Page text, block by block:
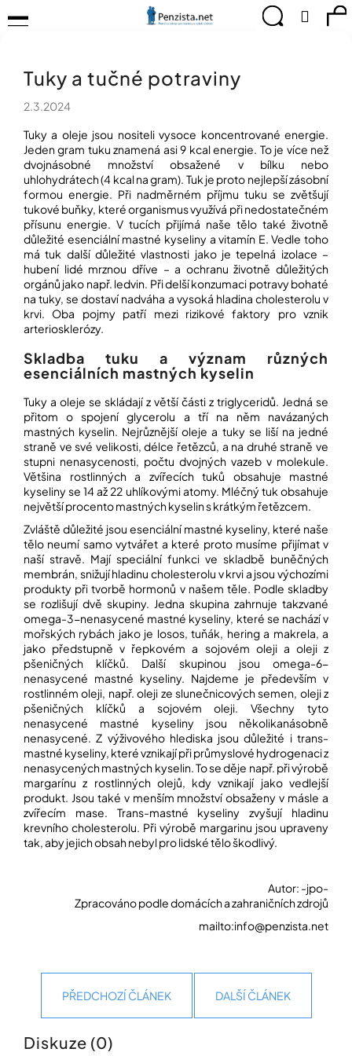
na
PRO
ZDRAVÍ
CVIČÍME
PRO
RADOST
OBJEVUJTE
TVOŘTE
NÁMI
CHYTRÝ
PRŮVODCE
MODERNÍM
POZNEJTE
ZAŽIJTE,
CO
SE
PRÁVĚ
DĚJE
VAŠE
SLOVA,
NAŠE
INSPIRACE
ZÁBAVA,
KTERÁ
POSÍLÍ
PAMĚŤ
KONCENTRACI
BAZAR
REPASOVANÉ
POMŮCKY
Přihlášení
Hledat
Menu
Tuky a tučné potraviny
2.3.2024
Tuky a oleje jsou nositeli vysoce koncentrované energie.
Jeden gram tuku znamená asi 9 kcal energie. To je více než
dvojnásobné množství obsažené v bílku nebo
uhlohydrátech (4 kcal na gram). Tuk je proto nejlepší zásobní
formou energie. Při nadměrném příjmu tuku se zvětšují
tukové buňky, které organismus využívá při nedostatečném
přísunu energie. V tucích přijímá naše tělo také životně
důležité esenciální mastné kyseliny a vitamín E. Vedle toho
má tuk další důležité vlastnosti jako je tepelná izolace –
hubení lidé mrznou dříve – a ochranu životně důležitých
orgánů jako např. ledvin. Při delší konzumaci potravy bohaté
na tuky, se dostaví nadváha a vysoká hladina cholesterolu v
krvi. Oba pojmy patří mezi rizikové faktory pro vznik
arteriosklerózy.
Skladba tuku a význam různých
esenciálních mastných kyselin
Tuky a oleje se skládají z větší části z triglyceridů. Jedná se
přitom o spojení glycerolu a tří na něm navázaných
mastných kyselin. Nejrůznější oleje a tuky se liší na jedné
straně ve své velikosti, délce řetězců, a na druhé straně ve
stupni nenasycenosti, počtu dvojných vazeb v molekule.
Většina rostlinných a zvířecích tuků obsahuje mastné
kyseliny se 14 až 22 uhlíkovými atomy. Mléčný tuk obsahuje
největší procento mastných kyselin s krátkým řetězcem.
Zvláště důležité jsou esenciální mastné kyseliny, které naše
tělo neumí samo vytvářet a které proto musíme přijímat v
naší stravě. Mají speciální funkci ve skladbě buněčných
membrán, snižují hladinu cholesterolu v krvi a jsou výchozími
produkty při tvorbě hormonů v našem těle. Podle skladby
se rozlišují dvě skupiny. Jedna skupina zahrnuje takzvané
omega-3-nenasycené mastné kyseliny, které se nachází v
mořských rybách jako je losos, tuňák, hering a makrela, a
jako předstupně v řepkovém a sojovém oleji a oleji z
pšeničných klíčků. Další skupinou jsou omega-6-
nenasycené mastné kyseliny. Najdeme je především v
rostlinném oleji, např. oleji ze slunečnicových semen, oleji z
pšeničných klíčků a sojovém oleji. Všechny tyto
nenasycené mastné kyseliny jsou několikanásobně
nenasycené. Z výživového hlediska jsou důležité i trans-
mastné kyseliny, které vznikají při průmyslové hydrogenaci z
nenasycených mastných kyselin. To se děje např. při výrobě
margarínu z rostlinných olejů, kdy vznikají jako vedlejší
produkt. Jsou také v menším množství obsaženy v másle a
zvířecím mase. Trans-mastné kyseliny zvyšují hladinu
krevního cholesterolu. Při výrobě margarinu jsou upraveny
tak, aby jejich obsah nebyl pro lidské tělo škodlivý.
Autor: -jpo-
Zpracováno podle domácích a zahraničních zdrojů
mailto:info@penzista.net
PŘEDCHOZÍ ČLÁNEK DALŠÍ ČLÁNEK
Diskuze (0)
o
C
o
p
o
e
b
u
e
e
n
a
?
HLEDAT
D
o
p
o
u
č
e
m
e